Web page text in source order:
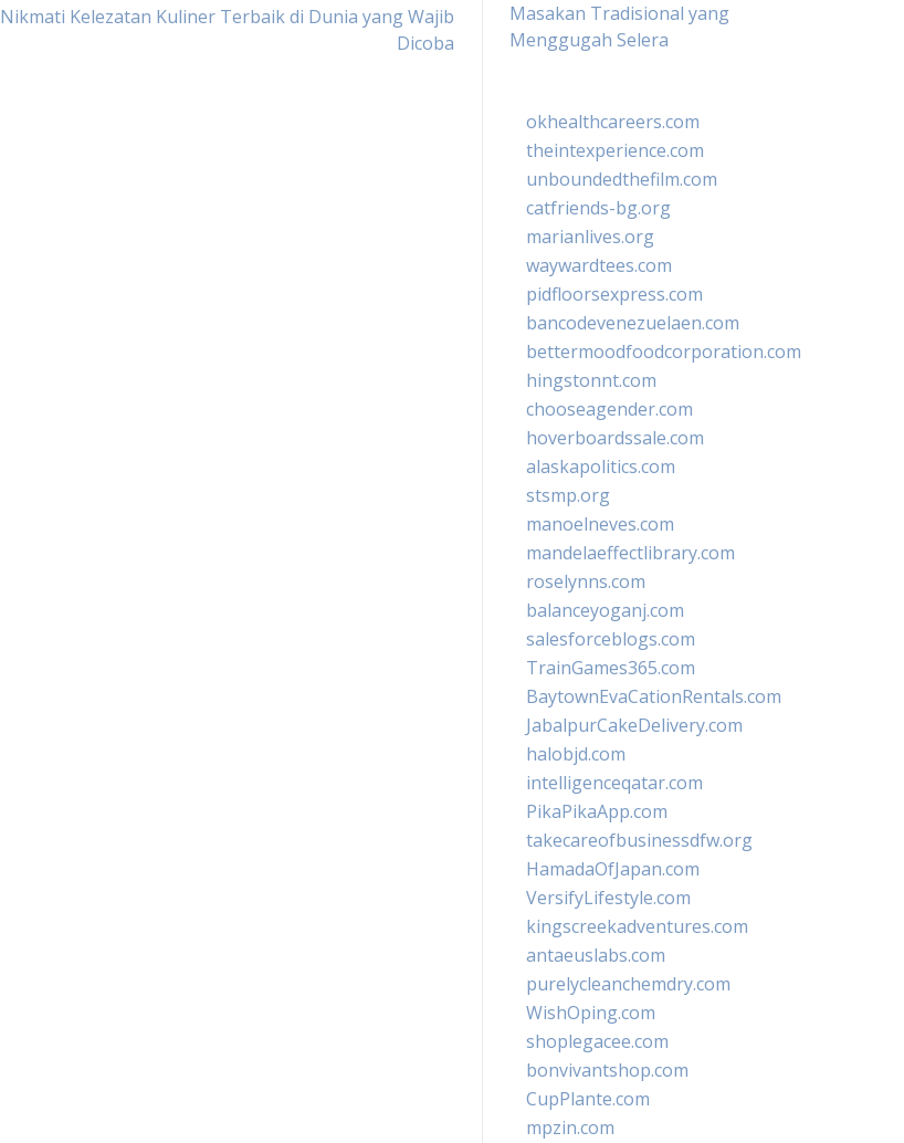
Nikmati Kelezatan Kuliner Terbaik di Dunia yang Wajib
Dicoba
Masakan Tradisional yang
Menggugah Selera
okhealthcareers.com
theintexperience.com
unboundedthefilm.com
catfriends-bg.org
marianlives.org
waywardtees.com
pidfloorsexpress.com
bancodevenezuelaen.com
bettermoodfoodcorporation.com
hingstonnt.com
chooseagender.com
hoverboardssale.com
alaskapolitics.com
stsmp.org
manoelneves.com
mandelaeffectlibrary.com
roselynns.com
balanceyoganj.com
salesforceblogs.com
TrainGames365.com
BaytownEvaCationRentals.com
JabalpurCakeDelivery.com
halobjd.com
intelligenceqatar.com
PikaPikaApp.com
takecareofbusinessdfw.org
HamadaOfJapan.com
VersifyLifestyle.com
kingscreekadventures.com
antaeuslabs.com
purelycleanchemdry.com
WishOping.com
shoplegacee.com
bonvivantshop.com
CupPlante.com
mpzin.com